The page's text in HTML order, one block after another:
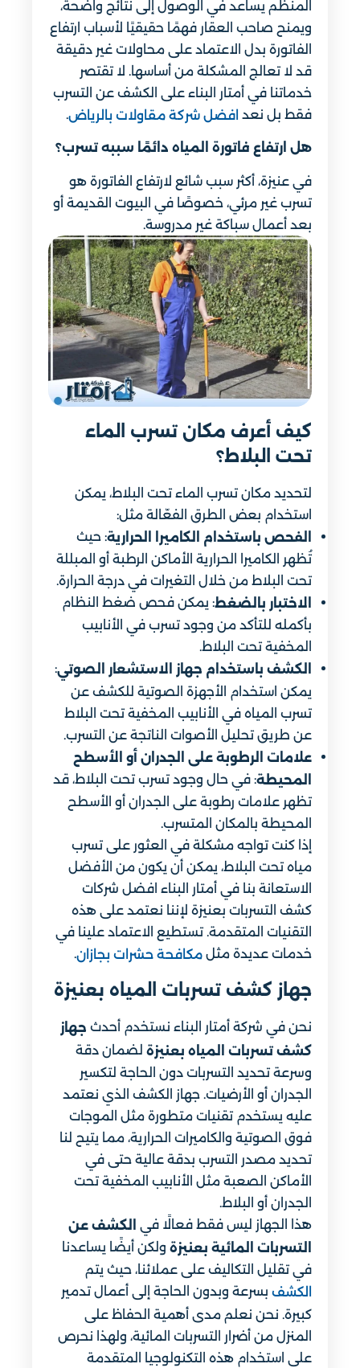
المنظم يساعد في الوصول إلى نتائج واضحة،
ويمنح صاحب العقار فهمًا حقيقيًا لأسباب ارتفاع
الفاتورة بدل الاعتماد على محاولات غير دقيقة
قد لا تعالج المشكلة من أساسها. لا تقتصر
خدماتنا في أمتار البناء على الكشف عن التسرب
فقط بل نعد افضل شركة مقاولات بالرياض.
هل ارتفاع فاتورة المياه دائمًا سببه تسرب؟
في عنيزة، أكثر سبب شائع لارتفاع الفاتورة هو
تسرب غير مرئي، خصوصًا في البيوت القديمة أو
بعد أعمال سباكة غير مدروسة.
كيف أعرف مكان تسرب الماء
تحت البلاط؟
لتحديد مكان تسرب الماء تحت البلاط، يمكن
استخدام بعض الطرق الفعّالة مثل:
الفحص باستخدام الكاميرا الحرارية: حيث
تُظهر الكاميرا الحرارية الأماكن الرطبة أو المبللة
تحت البلاط من خلال التغيرات في درجة الحرارة.
الاختبار بالضغط: يمكن فحص ضغط النظام
بأكمله للتأكد من وجود تسرب في الأنابيب
المخفية تحت البلاط.
الكشف باستخدام جهاز الاستشعار الصوتي:
يمكن استخدام الأجهزة الصوتية للكشف عن
تسرب المياه في الأنابيب المخفية تحت البلاط
عن طريق تحليل الأصوات الناتجة عن التسرب.
علامات الرطوبة على الجدران أو الأسطح
المحيطة: في حال وجود تسرب تحت البلاط، قد
تظهر علامات رطوبة على الجدران أو الأسطح
المحيطة بالمكان المتسرب.
إذا كنت تواجه مشكلة في العثور على تسرب
مياه تحت البلاط، يمكن أن يكون من الأفضل
الاستعانة بنا في أمتار البناء افضل شركات
كشف التسربات بعنيزة لإننا نعتمد على هذه
التقنيات المتقدمة. تستطيع الاعتماد علينا في
خدمات عديدة مثل مكافحة حشرات بجازان.
جهاز كشف تسربات المياه بعنيزة
نحن في شركة أمتار البناء نستخدم أحدث جهاز
كشف تسربات المياه بعنيزة لضمان دقة
وسرعة تحديد التسربات دون الحاجة لتكسير
الجدران أو الأرضيات. جهاز الكشف الذي نعتمد
عليه يستخدم تقنيات متطورة مثل الموجات
فوق الصوتية والكاميرات الحرارية، مما يتيح لنا
تحديد مصدر التسرب بدقة عالية حتى في
الأماكن الصعبة مثل الأنابيب المخفية تحت
الجدران أو البلاط.
هذا الجهاز ليس فقط فعالًا في
الكشف عن
التسربات المائية بعنيزة ولكن أيضًا يساعدنا
في تقليل التكاليف على عملائنا، حيث يتم
الكشف بسرعة وبدون الحاجة إلى أعمال تدمير
كبيرة. نحن نعلم مدى أهمية الحفاظ على
المنزل من أضرار التسربات المائية، ولهذا نحرص
على استخدام هذه التكنولوجيا المتقدمة